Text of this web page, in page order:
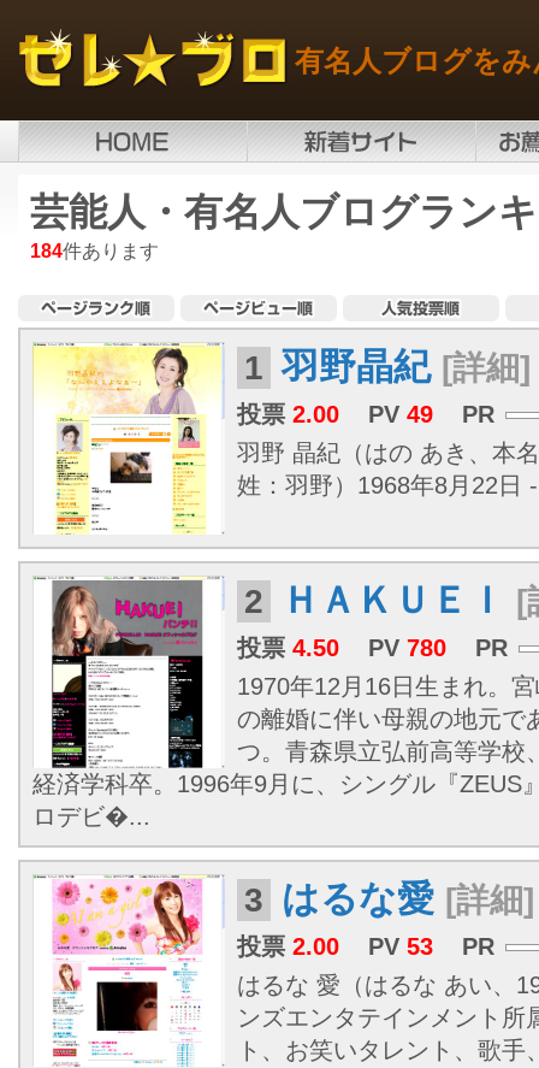
有名人ブログを
芸能人・有名人ブログラン
184件あります
1 羽野晶紀 [詳細]
投票 2.00 PV 49
PR
羽野 晶紀（はの あき、本
姓：羽野）1968年8月22日
2 ＨＡＫＵＥＩ [
投票 4.50 PV 780
PR
1970年12月16日生まれ。
の離婚に伴い母親の地元で
つ。青森県立弘前高等学校
経済学科卒。1996年9月に、シングル『ZEUS
ロデビ�...
3 はるな愛 [詳細]
投票 2.00 PV 53
PR
はるな 愛（はるな あい、
ンズエンタテインメント所
ト、お笑いタレント、歌